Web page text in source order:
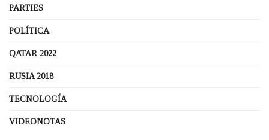
PARTIES
POLÍTICA
QATAR 2022
RUSIA 2018
TECNOLOGÍA
VIDEONOTAS